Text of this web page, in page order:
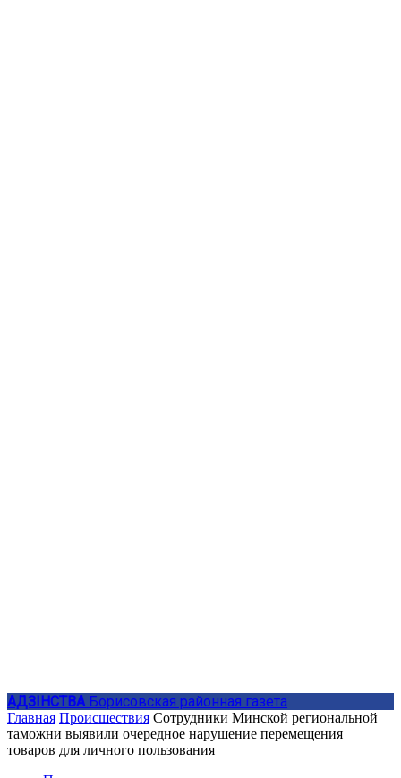
АДЗIНСТВА Борисовская районная газета
Главная Происшествия Сотрудники Минской региональной
таможни выявили очередное нарушение перемещения
товаров для личного пользования